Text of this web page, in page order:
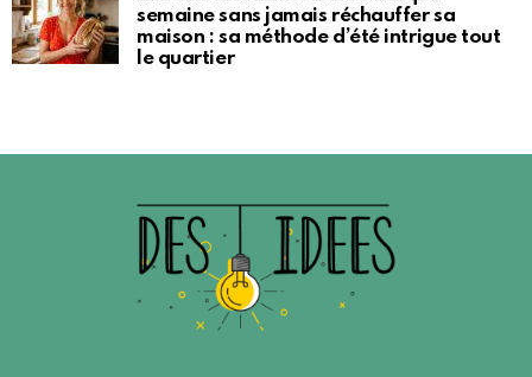
semaine sans jamais réchauffer sa
maison : sa méthode d’été intrigue tout
le quartier